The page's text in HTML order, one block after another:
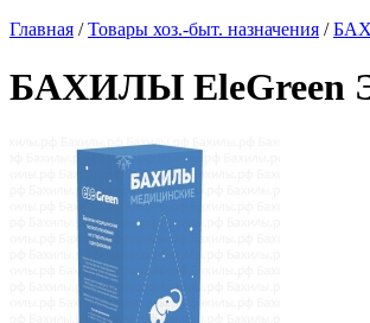
Главная /Товары хоз.-быт. назначения /
БАХИЛЫ EleGreen